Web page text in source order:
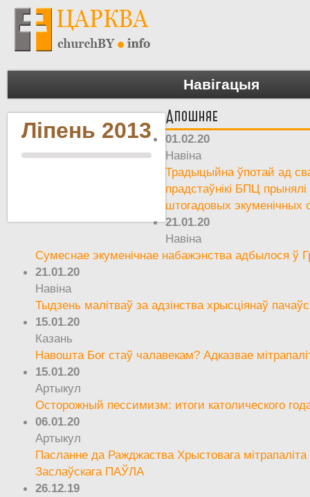
Навігацыя
Ліпень 2013
Апошняе
01.02.20
Навіна
Традыцыйна ўпотай ад
прадстаўнікі БПЦ
штогадовых экуменічных
21.01.20
Навіна
Сумеснае экуменічнае набажэнства адбылося ў
21.01.20
Навіна
Тыдзень малітваў за адзінства хрысціянаў
15.01.20
Казань
Навошта Бог стаў чалавекам? Адказвае
15.01.20
Артыкул
Осторожный пессимизм: итоги католического
06.01.20
Артыкул
Пасланне да Ражджаства Хрыстовага мітрапаліта
Заслаўскага ПАЎЛА
26.12.19